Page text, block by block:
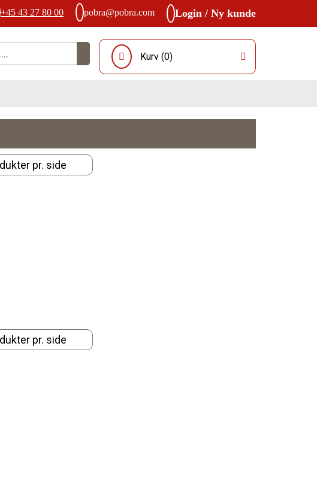
+45 43 27 80 00 pobra@pobra.com Login / Ny kunde
Kurv (0)